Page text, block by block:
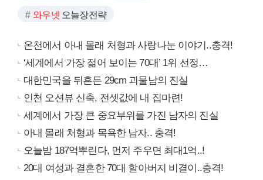
와우넷 오늘장전략
온천에서 아내 몰래 처형과 사랑나눈 이야기..충격!
‘세계에서 가장 젊어 보이는 70대’ 1위 선정…
대한민국을 뒤흔든 29cm 괴물남의 진실
인천 오션뷰 신축, 전셋값에 내 집마련!
세계에서 가장 큰 중요부위를 가진 남자의 진실
아내 몰래 처형과 목욕한 남자.. 충격!
오늘밤 187억뿌린다, 먼저 주우면 최대1억..!
20대 여성과 결혼한 70대 할아버지 비결이..충격!